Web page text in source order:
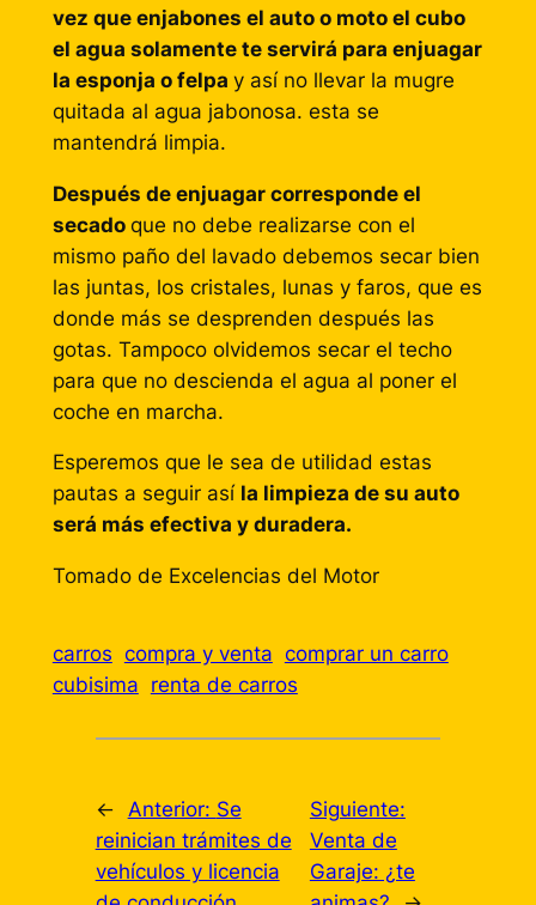
vez que enjabones el auto o moto el cubo
el agua solamente te servirá para enjuagar
la esponja o felpa y así no llevar la mugre
quitada al agua jabonosa. esta se
mantendrá limpia.
Después de enjuagar corresponde el
secado que no debe realizarse con el
mismo paño del lavado debemos secar bien
las juntas, los cristales, lunas y faros, que es
donde más se desprenden después las
gotas. Tampoco olvidemos secar el techo
para que no descienda el agua al poner el
coche en marcha.
Esperemos que le sea de utilidad estas
pautas a seguir así la limpieza de su auto
será más efectiva y duradera.
Tomado de Excelencias del Motor
carros compra y venta comprar un carro
cubisima renta de carros
← Anterior: Se
reinician trámites de
vehículos y licencia
Siguiente:
Venta de
Garaje: ¿te